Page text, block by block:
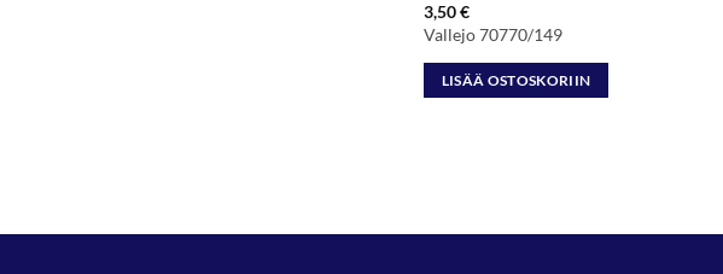
3,50€
Vallejo 70770/149
LISÄÄ OSTOSKORIIN